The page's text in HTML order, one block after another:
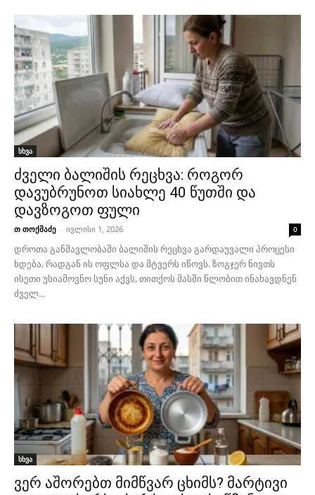
სხვა
ძველი ბალიშის რეცხვა: როგორ
დავუბრუნოთ სიახლე 40 წუთში და
დავზოგოთ ფული
თ თოქმაძე - ივლისი 1, 2026 0
დროთა განმავლობაში ბალიშის რეცხვა გარდაუვალი პროცესი
ხდება, რადგან ის ოფლსა და მტვერს იწოვს. ზოგჯერ ნივთს
ისეთი უსიამოვნო სუნი აქვს, თითქოს მასში წლობით ინახავდნენ
ძველ...
სხვა
ვერ აშორებთ მიმწვარ ცხიმს? მარტივი